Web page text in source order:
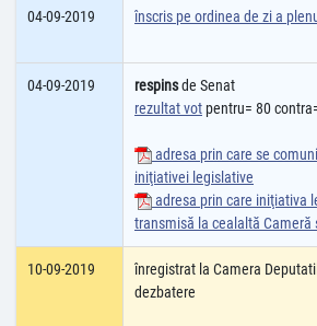
04-09-2019 înscris pe ordinea de zi a
04-09-2019 respinsde Senat
rezultat vot pentru= 80
adresa prin care se
iniţiativei legislative
adresa prin care iniţiativa
transmisă la cealaltă Cameră
10-09-2019
înregistrat la Camera
dezbatere